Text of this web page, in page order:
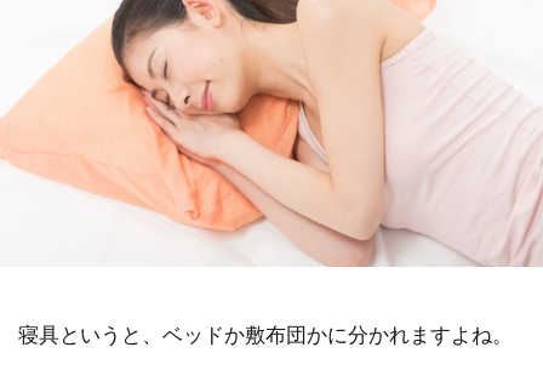
寝具というと、ベッドか敷布団かに分かれますよね。